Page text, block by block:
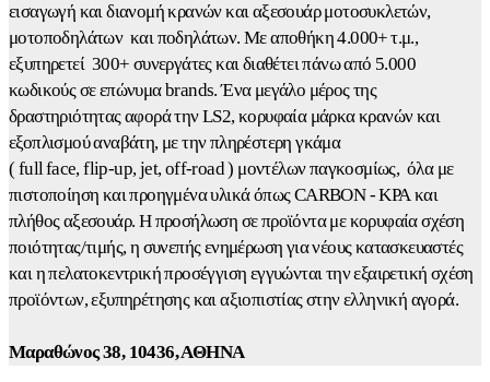
εισαγωγή και διανομή κρανών και αξεσουάρ μοτοσυκλετών,
μοτοποδηλάτων και ποδηλάτων. Με αποθήκη 4.000+ τ.μ.,
εξυπηρετεί 300+ συνεργάτες και διαθέτει πάνω από 5.000
κωδικούς σε επώνυμα brands. Ένα μεγάλο μέρος της
δραστηριότητας αφορά την LS2, κορυφαία μάρκα κρανών και
εξοπλισμού αναβάτη, με την πληρέστερη γκάμα
( full face, flip‑up, jet, off‑road ) μοντέλων παγκοσμίως, όλα με
πιστοποίηση και προηγμένα υλικά όπως CARBON - KPA και
πλήθος αξεσουάρ. Η προσήλωση σε προϊόντα με κορυφαία σχέση
ποιότητας/τιμής, η συνεπής ενημέρωση για νέους κατασκευαστές
και η πελατοκεντρική προσέγγιση εγγυώνται την εξαιρετική σχέση
προϊόντων, εξυπηρέτησης και αξιοπιστίας στην ελληνική αγορά.
Μαραθώνος 38, 10436, ΑΘΗΝΑ